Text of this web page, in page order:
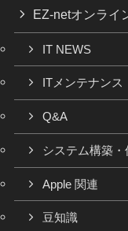
EZ-netオンライ
IT NEWS
ITメンテナンス
Q&A
システム構築・
Apple 関連
豆知識